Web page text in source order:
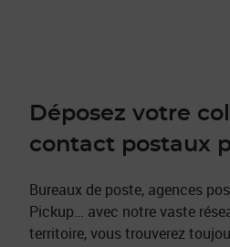
Déposez votre
contact postaux
Bureaux de poste, agences
Pickup… avec notre vaste
territoire, vous trouverez